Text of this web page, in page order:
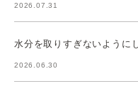
2026.07.31
水分を取りすぎないように
2026.06.30